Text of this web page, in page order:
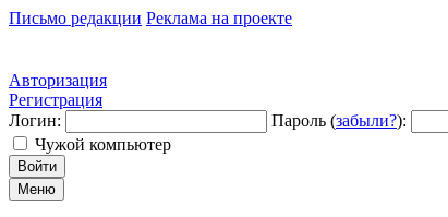
Письмо редакции Реклама на проекте
Авторизация
Регистрация
Логин:
Пароль (забыли?):
Чужой компьютер
Войти
Меню